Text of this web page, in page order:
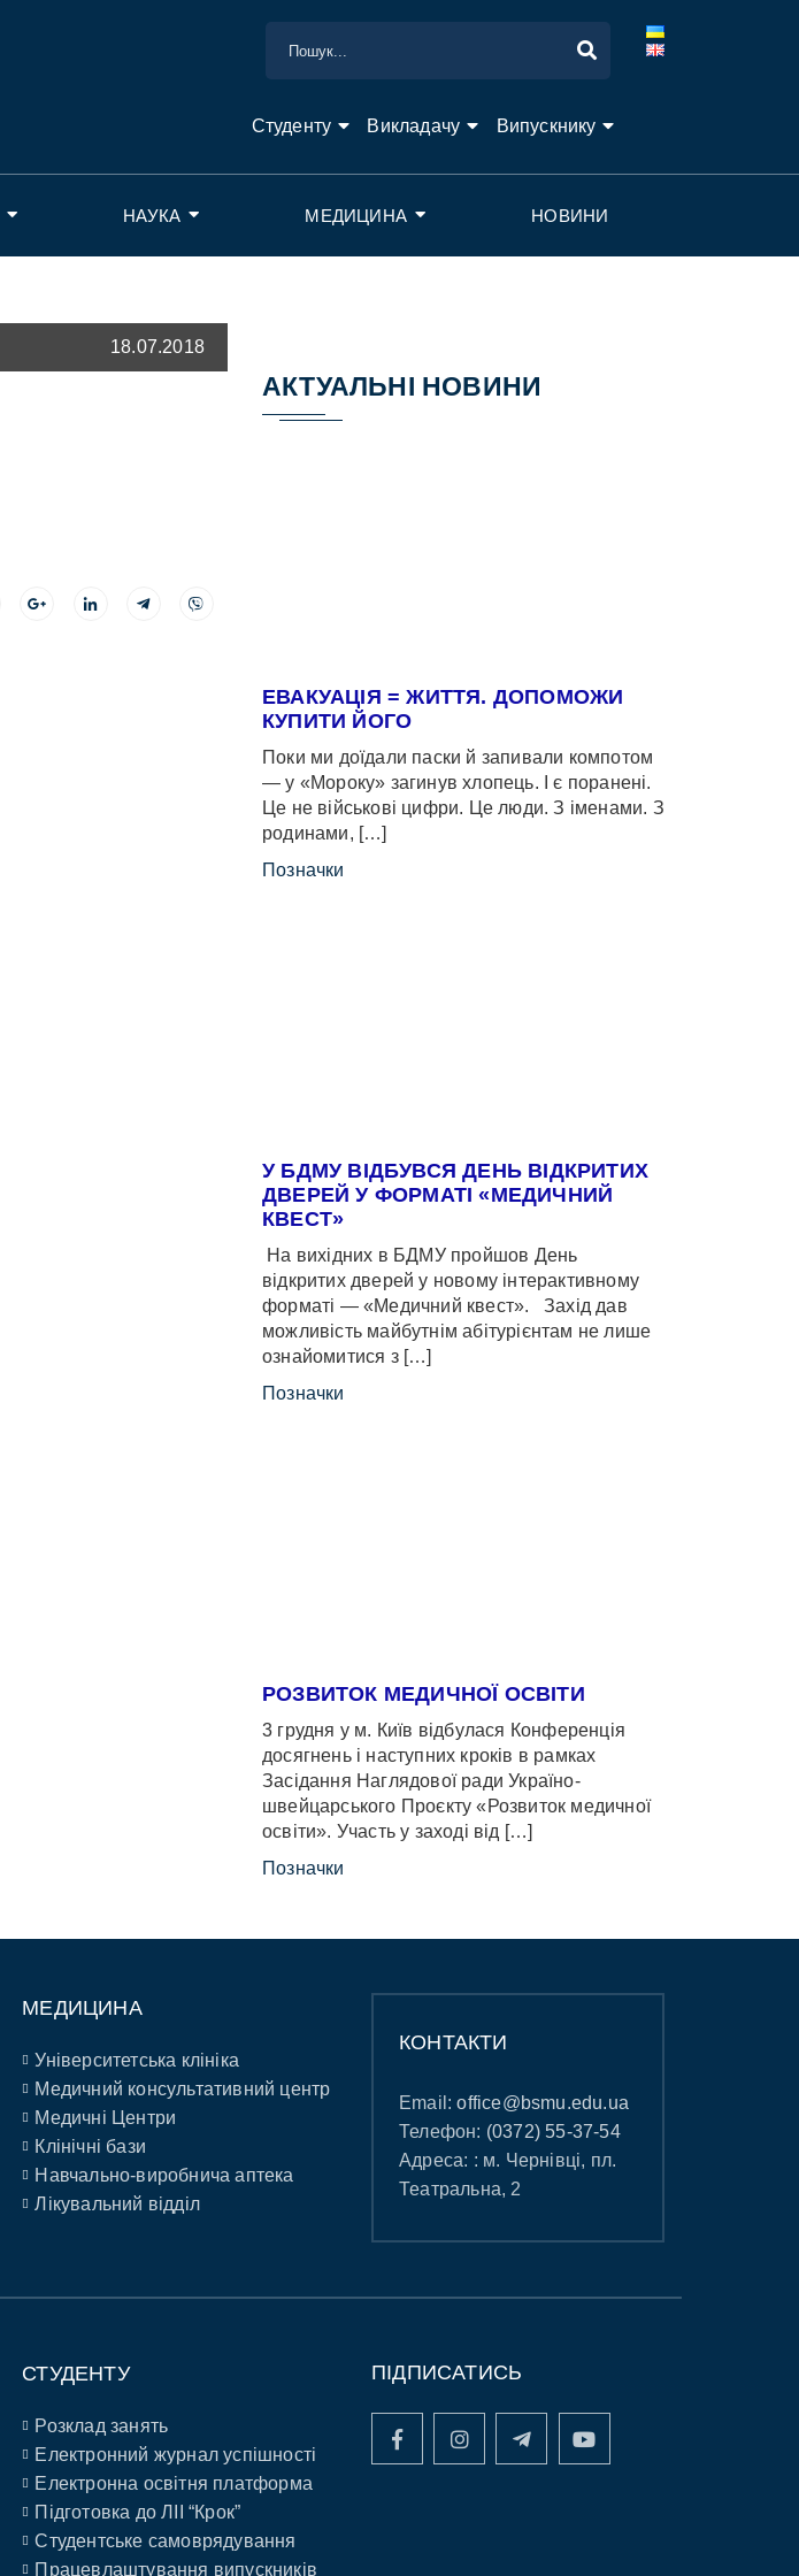
Студенту Викладачу Випускнику
НАУКА МЕДИЦИНА НОВИНИ
18.07.2018
АКТУАЛЬНІ НОВИНИ
ЕВАКУАЦІЯ = ЖИТТЯ. ДОПОМОЖИ
КУПИТИ ЙОГО
Поки ми доїдали паски й запивали компотом
— у «Мороку» загинув хлопець. І є поранені.
Це не військові цифри. Це люди. З іменами. З
родинами, […]
Позначки
У БДМУ ВІДБУВСЯ ДЕНЬ ВІДКРИТИХ
ДВЕРЕЙ У ФОРМАТІ «МЕДИЧНИЙ
КВЕСТ»
На вихідних в БДМУ пройшов День
відкритих дверей у новому інтерактивному
форматі — «Медичний квест». Захід дав
можливість майбутнім абітурієнтам не лише
ознайомитися з […]
Позначки
РОЗВИТОК МЕДИЧНОЇ ОСВІТИ
3 грудня у м. Київ відбулася Конференція
досягнень і наступних кроків в рамках
Засідання Наглядової ради Україно-
швейцарського Проєкту «Розвиток медичної
освіти». Участь у заході від […]
Позначки
МЕДИЦИНА
Університетська клініка
Медичний консультативний центр
Медичні Центри
Клінічні бази
Навчально-виробнича аптека
Лікувальний відділ
КОНТАКТИ
Email:office@bsmu.edu.ua
Телефон: (0372) 55-37-54
Адреса: : м. Чернівці, пл.
Театральна, 2
СТУДЕНТУ
Розклад занять
Електронний журнал успішності
Електронна освітня платформа
Підготовка до ЛІІ “Крок”
Студентське самоврядування
Працевлаштування випускників
ПІДПИСАТИСЬ